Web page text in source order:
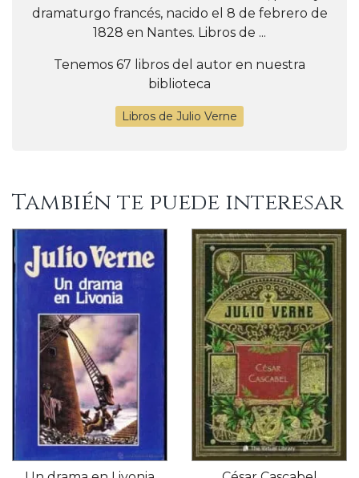
dramaturgo francés, nacido el 8 de febrero de
1828 en Nantes. Libros de ...
Tenemos 67 libros del autor en nuestra
biblioteca
Libros de Julio Verne
También te puede interesar